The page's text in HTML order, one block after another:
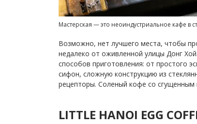
Мастерская — это неоиндустриальное кафе в
Возможно, нет лучшего места, чтобы
недалеко от оживленной улицы Донг
способов приготовления: от простого
сифон, сложную конструкцию из
рецепторы. Соленый кофе со
LITTLE HANOI EGG